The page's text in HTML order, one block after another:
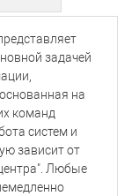
задачей
на
команд
систем и
зависит от
Любые